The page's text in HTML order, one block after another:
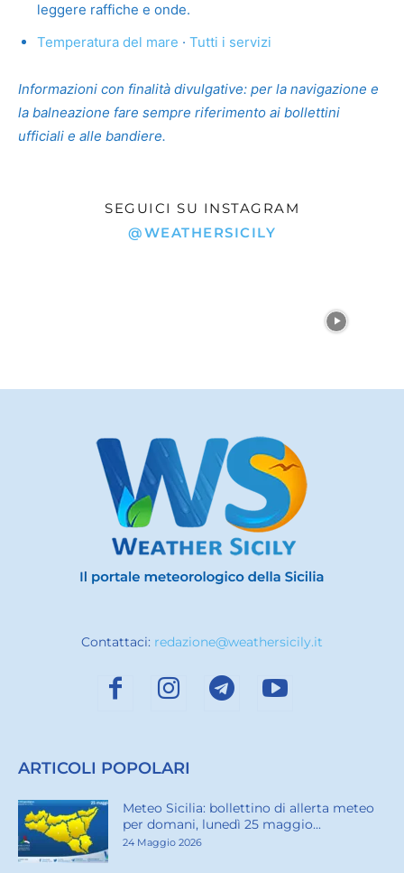
leggere raffiche e onde.
Temperatura del mare · Tutti i servizi
Informazioni con finalità divulgative: per la navigazione e
la balneazione fare sempre riferimento ai bollettini
ufficiali e alle bandiere.
SEGUICI SU INSTAGRAM
@WEATHERSICILY
Contattaci: redazione@weathersicily.it
ARTICOLI POPOLARI
Meteo Sicilia: bollettino di allerta meteo
per domani, lunedì 25 maggio...
24 Maggio 2026